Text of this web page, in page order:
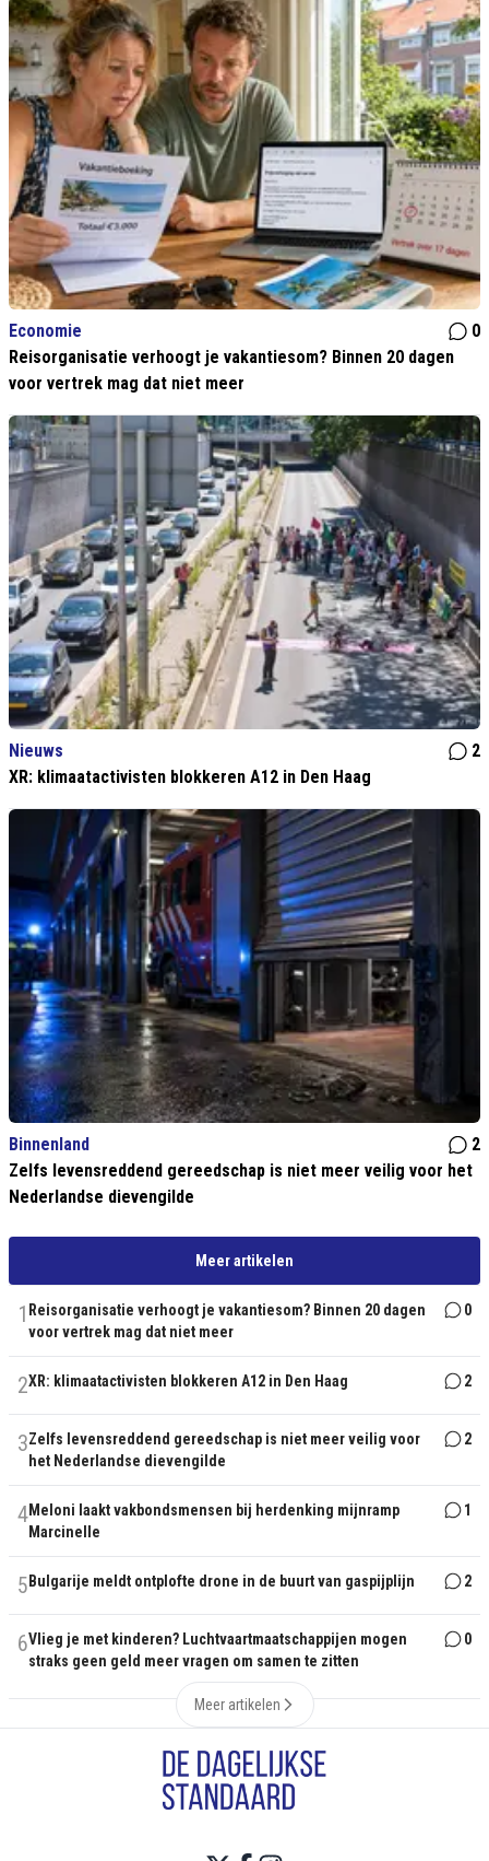
Economie
0
Reisorganisatie verhoogt je vakantiesom? Binnen 20 dagen
voor vertrek mag dat niet meer
Nieuws
2
XR: klimaatactivisten blokkeren A12 in Den Haag
Binnenland
2
Zelfs levensreddend gereedschap is niet meer veilig voor het
Nederlandse dievengilde
Meer artikelen
1 Reisorganisatie verhoogt je vakantiesom? Binnen 20 dagen
voor vertrek mag dat niet meer
0
2XR: klimaatactivisten blokkeren A12 in Den Haag 2
3Zelfs levensreddend gereedschap is niet meer veilig voor
het Nederlandse dievengilde
2
4Meloni laakt vakbondsmensen bij herdenking mijnramp
Marcinelle
1
5 Bulgarije meldt ontplofte drone in de buurt van gaspijplijn 2
6Vlieg je met kinderen? Luchtvaartmaatschappijen mogen
straks geen geld meer vragen om samen te zitten
0
Meer artikelen